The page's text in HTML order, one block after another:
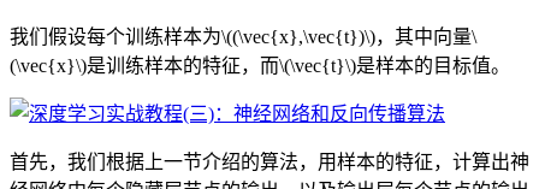
我们假设每个训练样本为\((\vec{x},\vec{t})\)，其中向量\
(\vec{x}\)是训练样本的特征，而\(\vec{t}\)是样本的目标值。
首先，我们根据上一节介绍的算法，用样本的特征，计算出神